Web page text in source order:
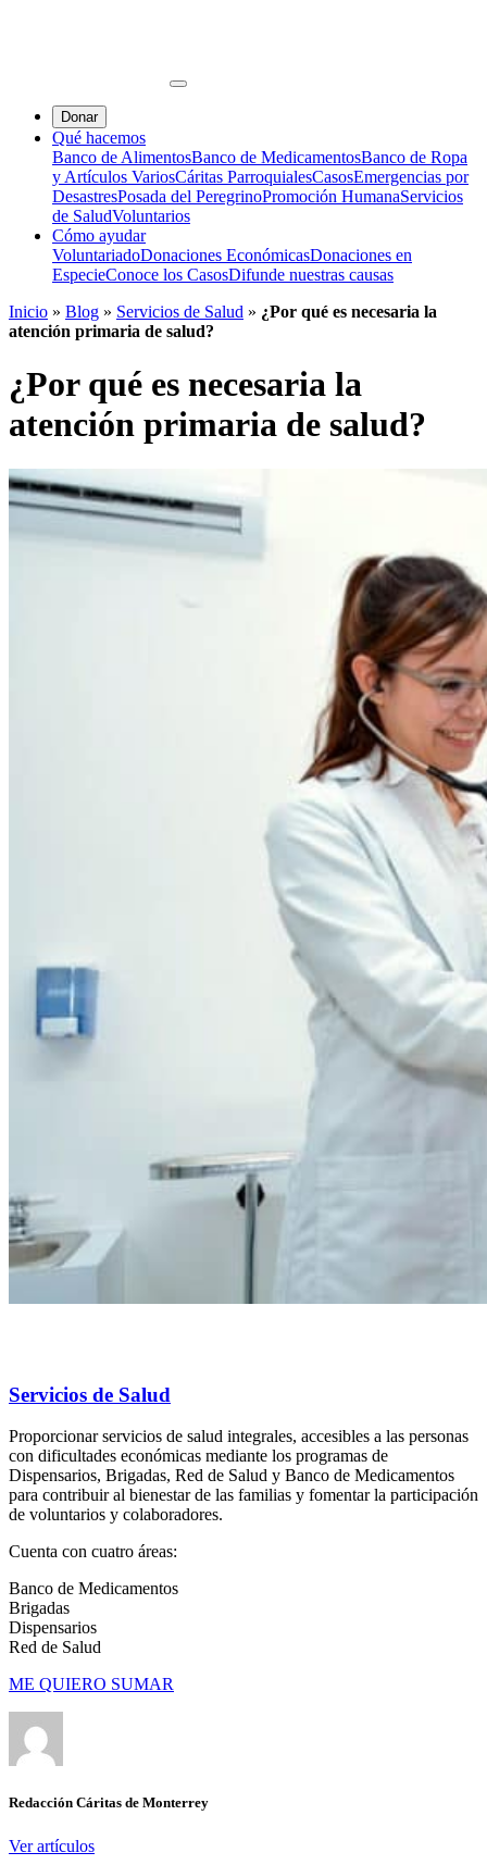
Donar
Qué hacemos
Banco de AlimentosBanco de MedicamentosBanco de Ropa
y Artículos VariosCáritas ParroquialesCasosEmergencias por
DesastresPosada del PeregrinoPromoción HumanaServicios
de SaludVoluntarios
Cómo ayudar
VoluntariadoDonaciones EconómicasDonaciones en
EspecieConoce los CasosDifunde nuestras causas
Inicio » Blog » Servicios de Salud » ¿Por qué es necesaria la
atención primaria de salud?
¿Por qué es necesaria la
atención primaria de salud?
Servicios de Salud
Proporcionar servicios de salud integrales, accesibles a las personas
con dificultades económicas mediante los programas de
Dispensarios, Brigadas, Red de Salud y Banco de Medicamentos
para contribuir al bienestar de las familias y fomentar la participación
de voluntarios y colaboradores.
Cuenta con cuatro áreas:
Banco de Medicamentos
Brigadas
Dispensarios
Red de Salud
ME QUIERO SUMAR
Redacción Cáritas de Monterrey
Ver artículos